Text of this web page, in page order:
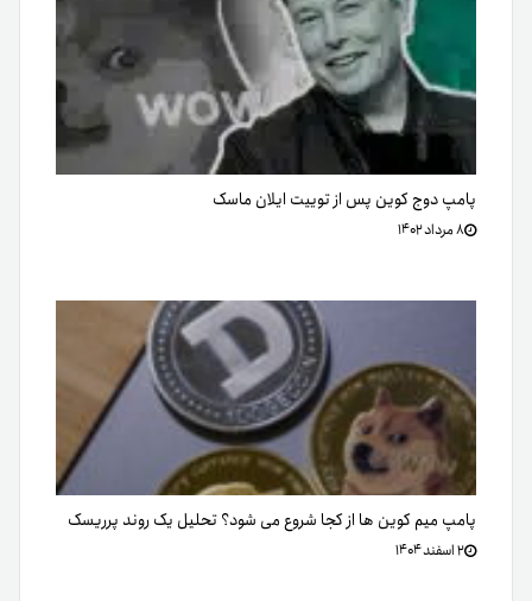
پامپ دوج کوین پس از توییت ایلان ماسک
۸ مرداد ۱۴۰۲
پامپ میم کوین ها از کجا شروع می شود؟ تحلیل یک روند پرریسک
۲ اسفند ۱۴۰۴